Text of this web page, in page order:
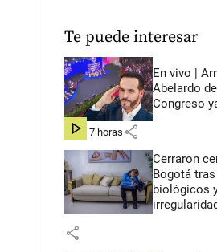
Te puede interesar
En vivo |
Abelardo
Congreso
hace 7 horas share
Cerraron
Bogotá
biológicos
share